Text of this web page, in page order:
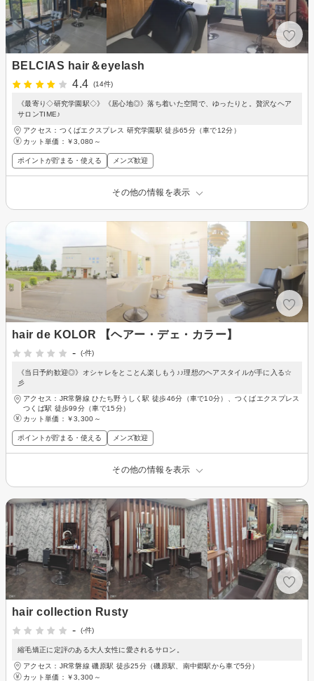
BELCIAS hair＆eyelash
4.4
(14件)
《最寄り◇研究学園駅◇》《居心地◎》落ち着いた空間で、ゆったりと。贅沢なヘア
サロンTIME♪
アクセス：つくばエクスプレス 研究学園駅 徒歩65分（車で12分）
カット単価： ￥3,080～
ポイントが貯まる・使える メンズ歓迎
その他の情報を表示
hair de KOLOR 【ヘアー・デェ・カラー】
-
(-件)
《当日予約歓迎◎》オシャレをとことん楽しもう♪♪理想のヘアスタイルが手に入る☆
彡
アクセス：JR常磐線 ひたち野うしく駅 徒歩46分（車で10分）、つくばエクスプレス
つくば駅 徒歩99分（車で15分）
カット単価： ￥3,300～
ポイントが貯まる・使える メンズ歓迎
その他の情報を表示
hair collection Rusty
-
(-件)
縮毛矯正に定評のある大人女性に愛されるサロン。
アクセス：JR常磐線 磯原駅 徒歩25分（磯原駅、南中郷駅から車で5分）
カット単価： ￥3,300～